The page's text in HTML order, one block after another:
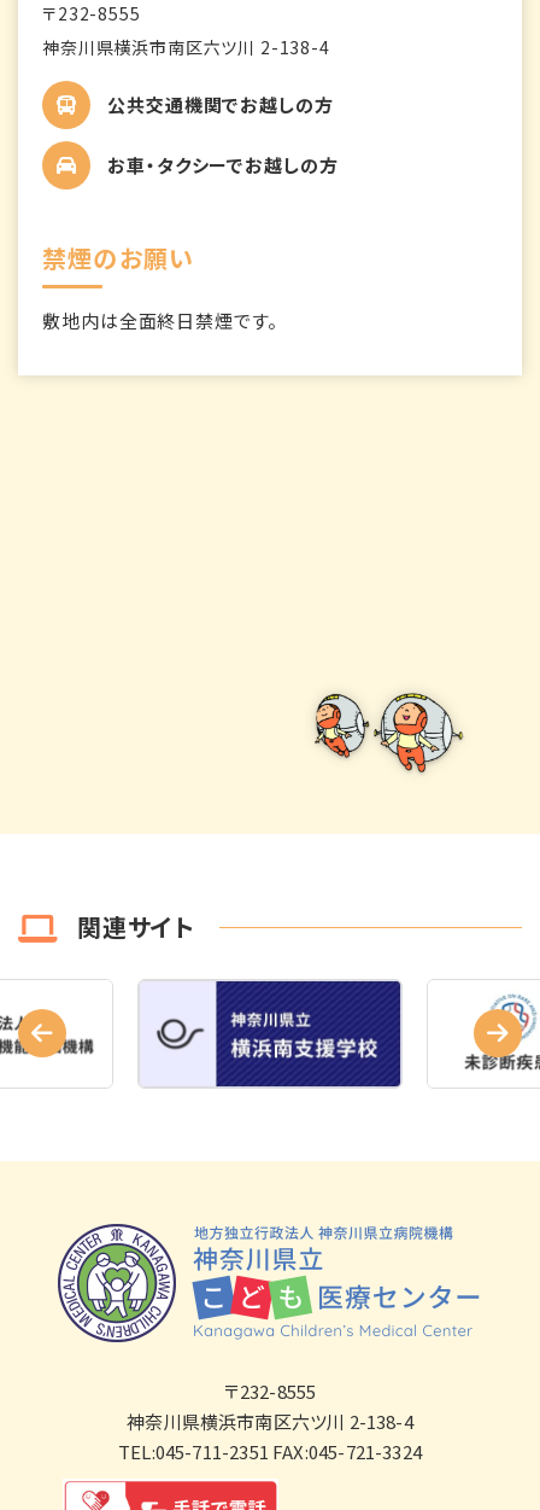
〒232-8555
神奈川県横浜市南区六ツ川 2-138-4
公共交通機関でお越しの方
お車・タクシーでお越しの方
禁煙のお願い
敷地内は全面終日禁煙です。
関連サイト
〒232-8555
神奈川県横浜市南区六ツ川 2-138-4
TEL:045-711-2351 FAX:045-721-3324